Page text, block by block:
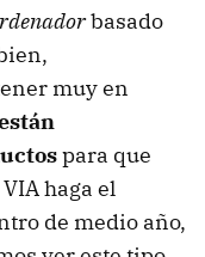
basado
muy en
para que
haga el
de medio año,